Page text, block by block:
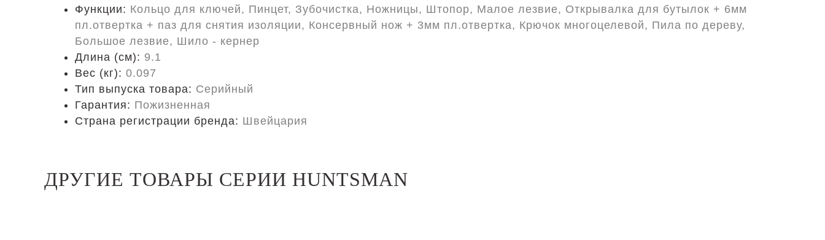
Функции: Кольцо для ключей, Пинцет, Зубочистка, Ножницы, Штопор, Малое лезвие, Открывалка для бутылок + 6мм
пл.отвертка + паз для снятия изоляции, Консервный нож + 3мм пл.отвертка, Крючок многоцелевой, Пила по дереву,
Большое лезвие, Шило - кернер
Длина (cм): 9.1
Вес (кг): 0.097
Тип выпуска товара: Серийный
Гарантия: Пожизненная
Страна регистрации бренда: Швейцария
ДРУГИЕ ТОВАРЫ СЕРИИ HUNTSMAN